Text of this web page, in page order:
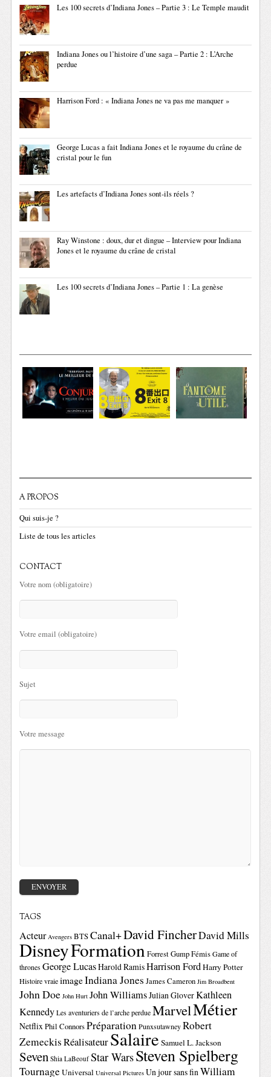
Les 100 secrets d’Indiana Jones – Partie 3 : Le Temple maudit
Indiana Jones ou l’histoire d’une saga – Partie 2 : L’Arche
perdue
Harrison Ford : « Indiana Jones ne va pas me manquer »
George Lucas a fait Indiana Jones et le royaume du crâne de
cristal pour le fun
Les artefacts d’Indiana Jones sont-ils réels ?
Ray Winstone : doux, dur et dingue – Interview pour Indiana
Jones et le royaume du crâne de cristal
Les 100 secrets d’Indiana Jones – Partie 1 : La genèse
A PROPOS
Qui suis-je ?
Liste de tous les articles
CONTACT
Votre nom (obligatoire)
Votre email (obligatoire)
Sujet
Votre message
TAGS
Acteur Avengers BTSCanal+David FincherDavid Mills
DisneyFormationForrest GumpFémis Game of
thrones George LucasHarold RamisHarrison FordHarry Potter
Histoire vraie imageIndiana Jones James Cameron Jim Broadbent
John Doe John Hurt John WilliamsJulian GloverKathleen
Kennedy Les aventuriers de l’arche perdue MarvelMétier
NetflixPhil ConnorsPréparation Punxsutawney Robert
ZemeckisRéalisateurSalaire Samuel L. Jackson
Seven Shia LaBeouf Star WarsSteven Spielberg
TournageUniversal Universal Pictures Un jour sans finWilliam